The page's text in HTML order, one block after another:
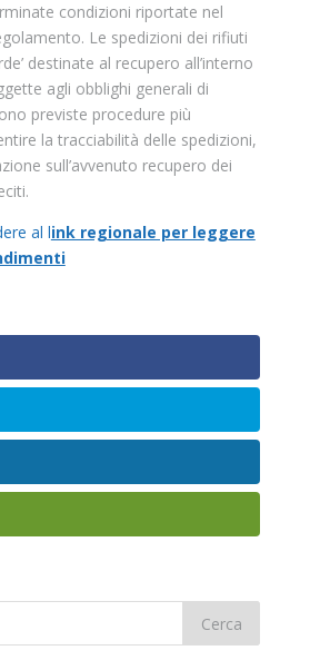
condizioni riportate nel
Le spedizioni dei rifiuti
destinate al recupero all’interno
agli obblighi generali di
previste procedure più
la tracciabilità delle spedizioni,
sull’avvenuto recupero dei
al link regionale per leggere